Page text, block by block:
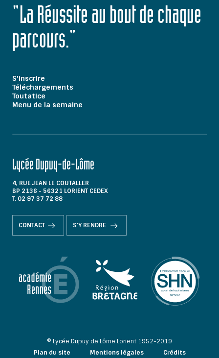
"La Réussite au bout de chaque
parcours."
S'inscrire
Téléchargements
Toutatice
Menu de la semaine
Lycée Dupuy-de-Lôme
4, RUE JEAN LE COUTALLER
BP 2136 - 56321 LORIENT CEDEX
T. 02 97 37 72 88
CONTACT S'Y RENDRE
© Lycée Dupuy de Lôme Lorient 1952-2019
Plan du site
Mentions légales Crédits